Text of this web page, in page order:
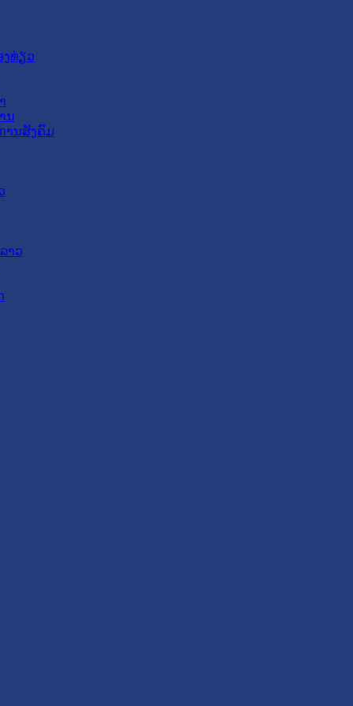
ງທ່ຽວ
ນ
ານສັງຄົມ
າວ